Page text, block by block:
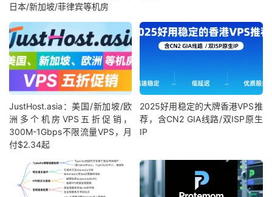
日本/新加坡/菲律宾等机房
JustHost.asia：美国/新加坡/欧
洲多个机房VPS五折促销，
300M-1Gbps不限流量VPS，月
付$2.34起
2025好用稳定的大牌香港VPS推
荐，含CN2 GIA线路/双ISP原生
IP